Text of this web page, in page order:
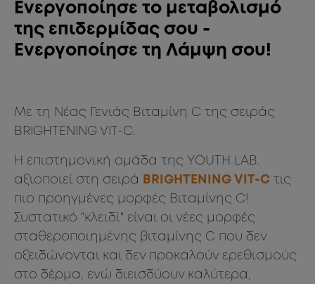
Ενεργοποίησε το μεταβολισμό
της επιδερμίδας σου -
Ενεργοποίησε τη Λάμψη σου!
Με τη Νέας Γενιάς Βιταμίνη C της σειράς
BRIGHTENING VIT-C.
Η επιστημονική ομάδα της YOUTH LAB.
αξιοποιεί στη σειρά
BRIGHTENING VIT-C τις
πιο προηγμένες μορφές Βιταμίνης C!
Συστατικό "κλειδί" είναι οι νέες μορφές
σταθεροποιημένης βιταμίνης C που δεν
οξειδώνονται και δεν προκαλούν ερεθισμούς
στο δέρμα, ενώ διεισδύουν καλύτερα,